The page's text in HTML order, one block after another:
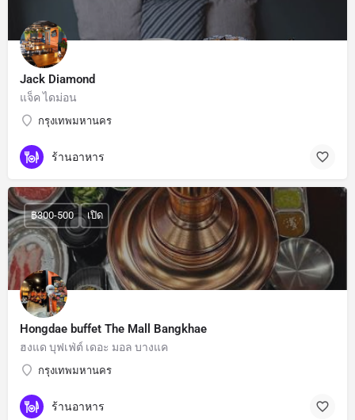
Jack Diamond
แจ็ค ไดม่อน
กรุงเทพมหานคร
ร้านอาหาร
Hongdae buffet The Mall Bangkhae
ฮงแด บุฟเฟ่ต์ เดอะ มอล บางแค
กรุงเทพมหานคร
฿300-500 เปิด
ร้านอาหาร